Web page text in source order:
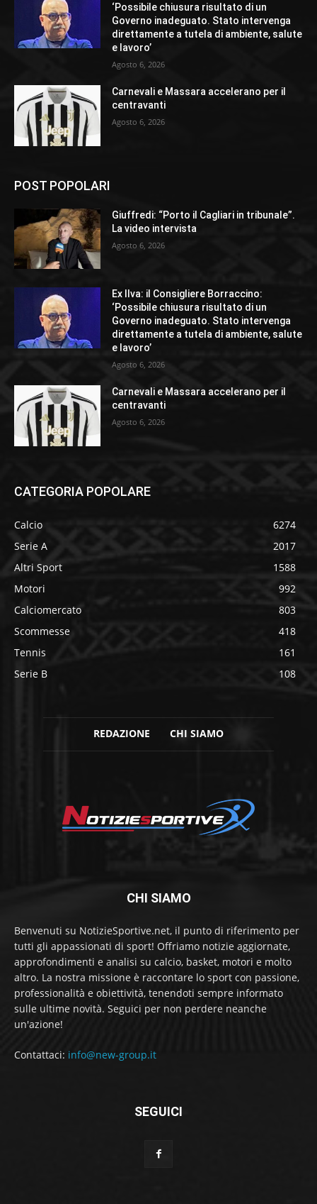
‘Possibile chiusura risultato di un
Governo inadeguato. Stato intervenga
direttamente a tutela di ambiente, salute
e lavoro’
Agosto 6, 2026
Carnevali e Massara accelerano per il
centravanti
Agosto 6, 2026
POST POPOLARI
Giuffredi: “Porto il Cagliari in tribunale”.
La video intervista
Agosto 6, 2026
Ex Ilva: il Consigliere Borraccino:
‘Possibile chiusura risultato di un
Governo inadeguato. Stato intervenga
direttamente a tutela di ambiente, salute
e lavoro’
Agosto 6, 2026
Carnevali e Massara accelerano per il
centravanti
Agosto 6, 2026
CATEGORIA POPOLARE
Calcio
6274
Serie A
2017
Altri Sport
1588
Motori
992
Calciomercato
803
Scommesse
418
Tennis
161
Serie B
108
REDAZIONE CHI SIAMO
CHI SIAMO
Benvenuti su NotizieSportive.net, il punto di riferimento per
tutti gli appassionati di sport! Offriamo notizie aggiornate,
approfondimenti e analisi su calcio, basket, motori e molto
altro. La nostra missione è raccontare lo sport con passione,
professionalità e obiettività, tenendoti sempre informato
sulle ultime novità. Seguici per non perdere neanche
un'azione!
Contattaci: info@new-group.it
SEGUICI